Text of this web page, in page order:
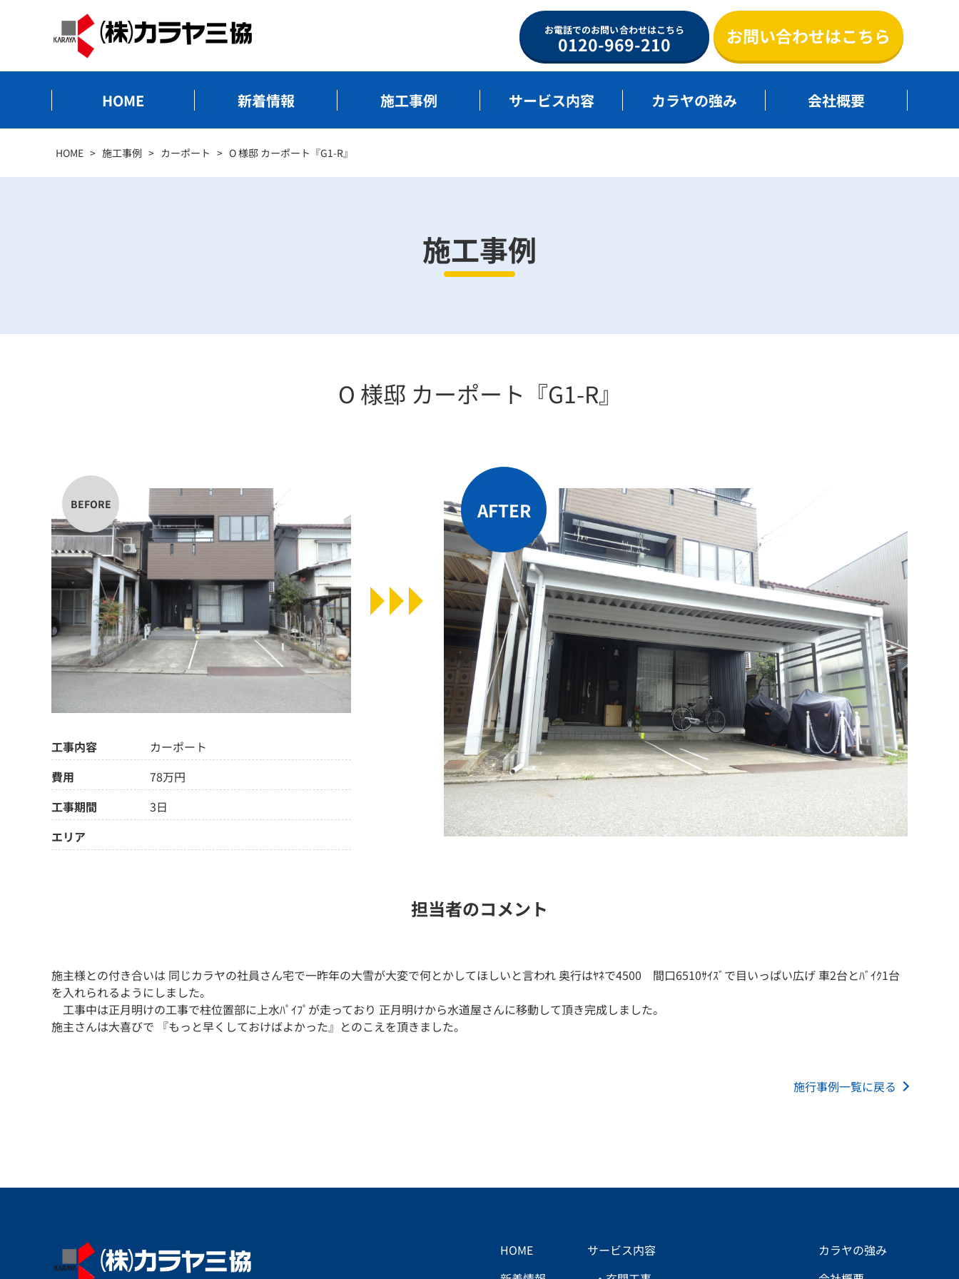
お電話でのお問い合わせはこちら
0120-969-210 お問い合わせはこちら
HOME 新着情報 施工事例 サービス内容 カラヤの強み 会社概要
HOME > 施工事例 > カーポート > O 様邸 カーポート『G1-R』
施工事例
O 様邸 カーポート『G1-R』
BEFORE
工事内容
カーポート
費用
78万円
工事期間
3日
エリア
AFTER
担当者のコメント
施主様との付き合いは 同じカラヤの社員さん宅で一昨年の大雪が大変で何とかしてほしいと言われ 奥行はﾔﾈで4500 間口6510ｻｲｽﾞで目いっぱい広げ 車2台とﾊﾞｲｸ1台
を入れられるようにしました。
工事中は正月明けの工事で柱位置部に上水ﾊﾟｲﾌﾟが走っており 正月明けから水道屋さんに移動して頂き完成しました。
施主さんは大喜びで 『もっと早くしておけばよかった』とのこえを頂きました。
施行事例一覧に戻る
HOME
サービス内容
カラヤの強み